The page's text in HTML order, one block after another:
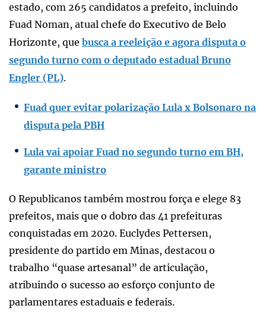
estado, com 265 candidatos a prefeito, incluindo
Fuad Noman, atual chefe do Executivo de Belo
Horizonte, que busca a reeleição e agora disputa o
segundo turno com o deputado estadual Bruno
Engler (PL).
Fuad quer evitar polarização Lula x Bolsonaro na
disputa pela PBH
Lula vai apoiar Fuad no segundo turno em BH,
garante ministro
O Republicanos também mostrou força e elege 83
prefeitos, mais que o dobro das 41 prefeituras
conquistadas em 2020. Euclydes Pettersen,
presidente do partido em Minas, destacou o
trabalho “quase artesanal” de articulação,
atribuindo o sucesso ao esforço conjunto de
parlamentares estaduais e federais.